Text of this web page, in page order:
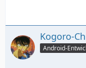
Kogoro-
Android-